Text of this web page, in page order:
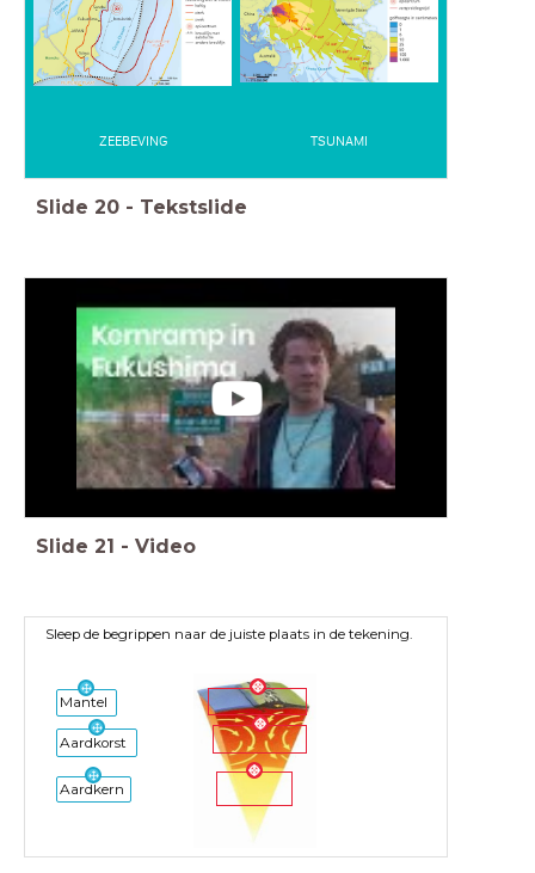
ZEEBEVING TSUNAMI
Slide 20 - Tekstslide
Slide 21 - Video
Sleep de begrippen naar de juiste plaats in de tekening.
Aardkorst
Mantel
Aardkern